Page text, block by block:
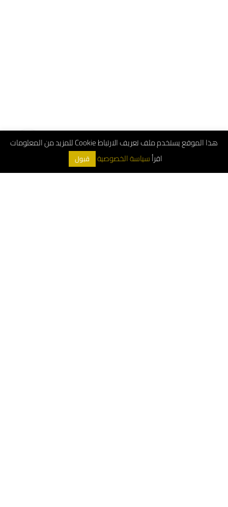
هذا الموقع يستخدم ملف تعريف الارتباط Cookie للمزيد من المعلومات
اقرأسياسة الخصوصية قبول